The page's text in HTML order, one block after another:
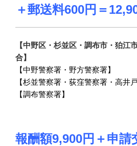
＋郵送料600円 ＝
【中野区・杉並区・調布市・狛江
合】
【中野警察署・野方警察署】
【杉並警察署・荻窪警察署・高井
【調布警察署】
報酬額9,900円＋申請